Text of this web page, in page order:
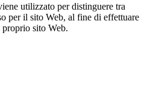
utilizzato per distinguere tra
per il sito Web, al fine di effettuare
sito Web.